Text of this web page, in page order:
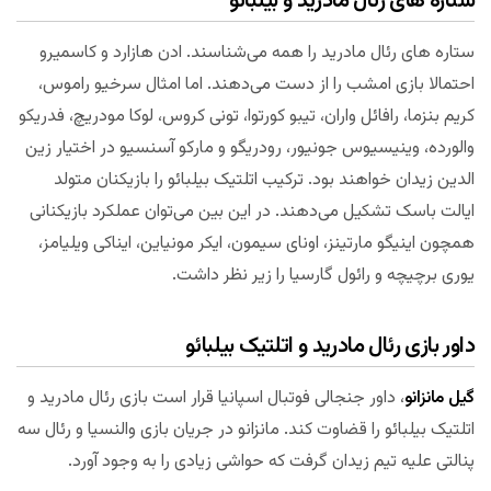
ستاره های رئال مادرید را همه می‌شناسند. ادن هازارد و کاسمیرو
احتمالا بازی امشب را از دست می‌دهند. اما امثال سرخیو راموس،
کریم بنزما، رافائل واران، تیبو کورتوا، تونی کروس، لوکا مودریچ، فدریکو
والورده، وینیسیوس جونیور، رودریگو و مارکو آسنسیو در اختیار زین
الدین زیدان خواهند بود. ترکیب اتلتیک بیلبائو را بازیکنان متولد
ایالت باسک تشکیل می‌دهند. در این بین می‌توان عملکرد بازیکنانی
همچون اینیگو مارتینز، اونای سیمون، ایکر مونیاین، ایناکی ویلیامز،
یوری برچیچه و رائول گارسیا را زیر نظر داشت.
داور بازی رئال مادرید و اتلتیک بیلبائو
گیل مانزانو، داور جنجالی فوتبال اسپانیا قرار است بازی رئال مادرید و
اتلتیک بیلبائو را قضاوت کند. مانزانو در جریان بازی والنسیا و رئال سه
پنالتی علیه تیم زیدان گرفت که حواشی زیادی را به وجود آورد.